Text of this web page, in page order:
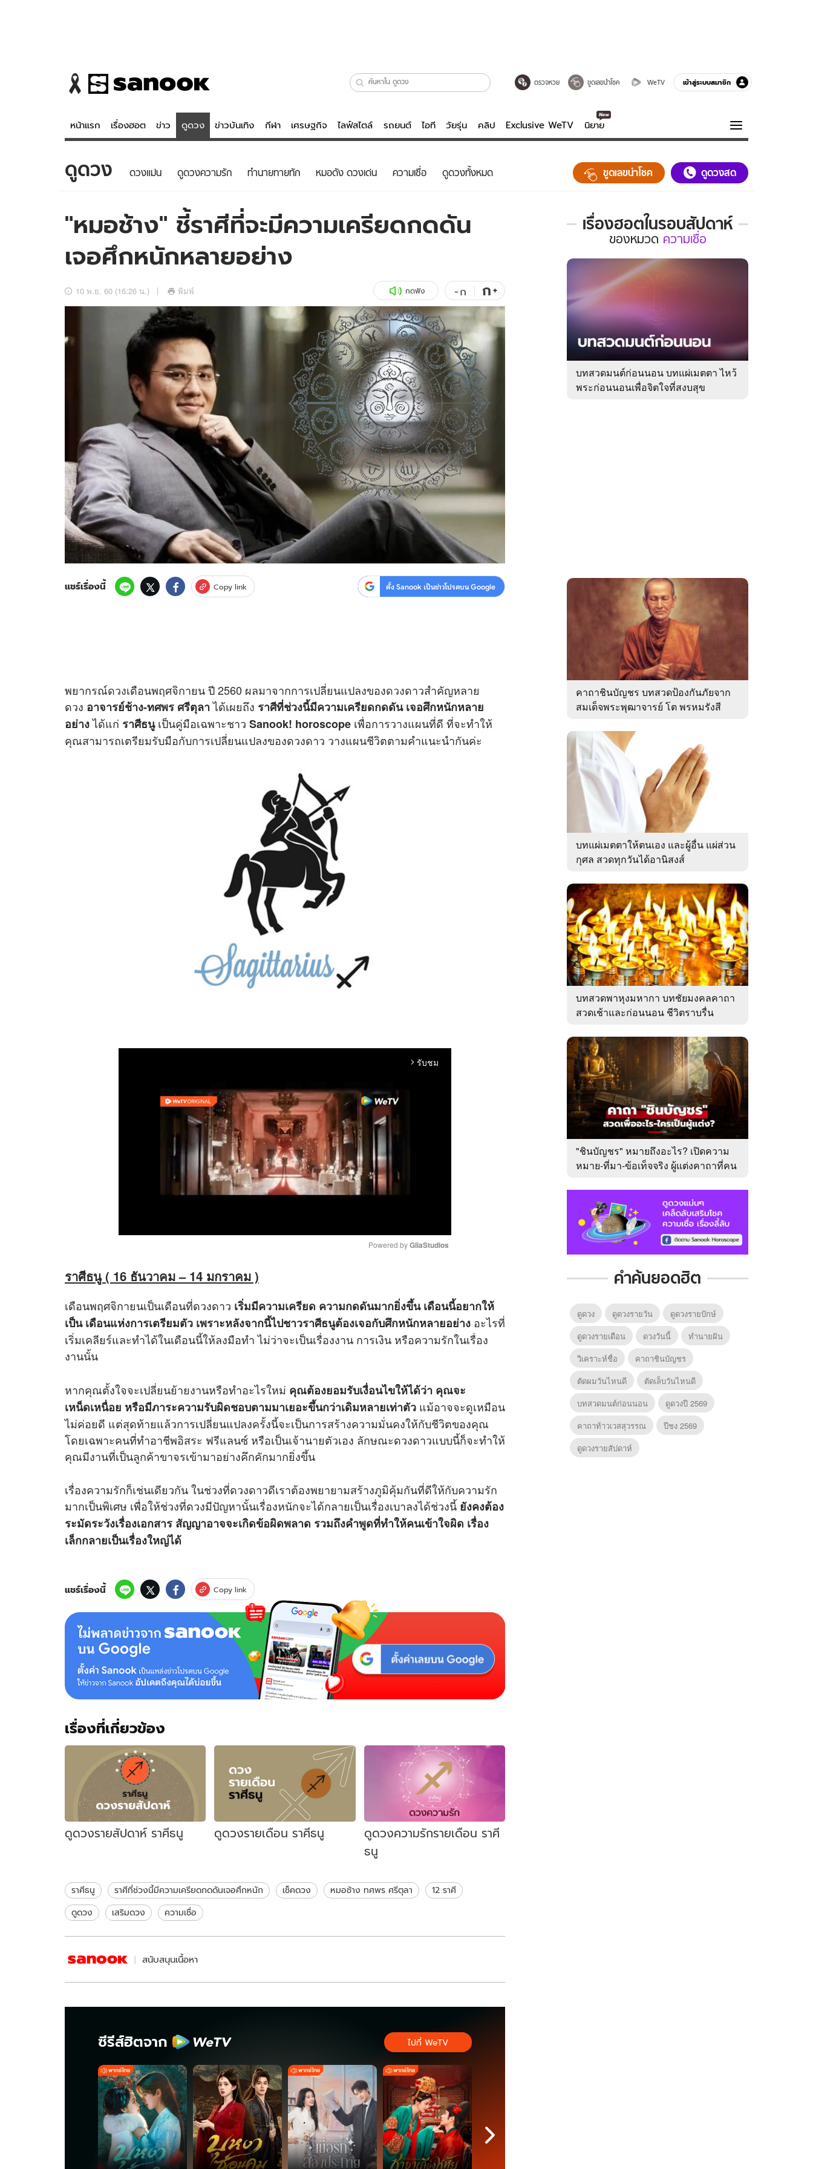
ตรวจหวย ขูดเลขนำโชค WeTV เข้าสู่ระบบสมาชิก
หน้าแรก เรื่องฮอต ข่าว ดูดวง ข่าวบันเทิง กีฬา เศรษฐกิจ ไลฟ์สไตล์ รถยนต์ ไอที วัยรุ่น คลิป Exclusive WeTV นิยาย
ข่าว
ข่าวบันเทิง
ข่าวกีฬา
ข่าวเศรษฐกิจ
อัปเดตจีน
เช็กข่าวชัวร์
ดูดวง - ตรวจหวย
หวยไทย
สถิติหวยไทย
หวยลาว
ไลฟ์สไตล์
วัยรุ่น
สุขภาพ
เที่ยว-กิน
Tasteful Thailand
Sanook Choice
ดูทีวี
WeTV
Exclusive WeTV
ความรู้รอบตัว
ฮาวทู
ดาวน์โหลดสนุกแอปฟรี ติดตามสนุกโซเชียลได้ที่
สงวนลิขสิทธิ์ © 2569 บริษัท อิมเมจ ฟิวเจอร์ (ประเทศไทย) จำกัด
ดูดวง ดวงแม่น ดูดวงความรัก ทํานายทายทัก หมอดัง ดวงเด่น ความเชื่อ ดูดวงทั้งหมด ขูดเลขนำโชค ดูดวงสด
"หมอช้าง" ชี้ราศีที่จะมีความเครียดกดดัน
เจอศึกหนักหลายอย่าง
10 พ.ย. 60 (16:26 น.) พิมพ์ กดฟัง -ก ก+
แชร์เรื่องนี้ Copy link ตั้ง Sanook เป็นข่าวโปรดบน Google
พยากรณ์ดวงเดือนพฤศจิกายน ปี 2560 ผลมาจากการเปลี่ยนแปลงของดวงดาวสำคัญหลาย
ดวง อาจารย์ช้าง-ทศพร ศรีตุลาได้เผยถึง ราศีที่ช่วงนี้มีความเครียดกดดัน เจอศึกหนักหลาย
อย่างได้แก่ ราศีธนูเป็นคู่มือเฉพาะชาว Sanook! horoscope เพื่อการวางแผนที่ดี ที่จะทำให้
คุณสามารถเตรียมรับมือกับการเปลี่ยนแปลงของดวงดาว วางแผนชีวิตตามคำแนะนำกันค่ะ
arrow_forward_ios รับชม
t
e
Powered by GliaStudios
ราศีธนู ( 16 ธันวาคม – 14 มกราคม )
เดือนพฤศจิกายนเป็นเดือนที่ดวงดาว เริ่มมีความเครียด ความกดดันมากยิ่งขึ้น เดือนนี้อยากให้
เป็น เดือนแห่งการเตรียมตัว เพราะหลังจากนี้ไปชาวราศีธนูต้องเจอกับศึกหนักหลายอย่าง อะไรที่
เริ่มเคลียร์และทำได้ในเดือนนี้ให้ลงมือทำ ไม่ว่าจะเป็นเรื่องงาน การเงิน หรือความรักในเรื่อง
งานนั้น
หากคุณตั้งใจจะเปลี่ยนย้ายงานหรือทำอะไรใหม่ คุณต้องยอมรับเงื่อนไขให้ได้ว่า คุณจะ
เหน็ดเหนื่อย หรือมีภาระความรับผิดชอบตามมาเยอะขึ้นกว่าเดิมหลายเท่าตัว แม้อาจจะดูเหมือน
ไม่ค่อยดี แต่สุดท้ายแล้วการเปลี่ยนแปลงครั้งนี้จะเป็นการสร้างความมั่นคงให้กับชีวิตของคุณ
โดยเฉพาะคนที่ทำอาชีพอิสระ ฟรีแลนซ์ หรือเป็นเจ้านายตัวเอง ลักษณะดวงดาวแบบนี้ก็จะทำให้
คุณมีงานที่เป็นลูกค้าขาจรเข้ามาอย่างคึกคักมากยิ่งขึ้น
เรื่องความรักก็เช่นเดียวกัน ในช่วงที่ดวงดาวดีเราต้องพยายามสร้างภูมิคุ้มกันที่ดีให้กับความรัก
มากเป็นพิเศษ เพื่อให้ช่วงที่ดวงมีปัญหานั้นเรื่องหนักจะได้กลายเป็นเรื่องเบาลงได้ช่วงนี้ ยังคงต้อง
ระมัดระวังเรื่องเอกสาร สัญญาอาจจะเกิดข้อผิดพลาด รวมถึงคำพูดที่ทำให้คนเข้าใจผิด เรื่อง
เล็กกลายเป็นเรื่องใหญ่ได้
แชร์เรื่องนี้ Copy link
เรื่องที่เกี่ยวข้อง
ดูดวงรายสัปดาห์ ราศีธนู ดูดวงรายเดือน ราศีธนู
ดูดวงความรักรายเดือน ราศี
ธนู
ราศีธนู ราศีที่ช่วงนี้มีความเครียดกดดันเจอศึกหนัก เช็คดวง หมอช้าง ทศพร ศรีตุลา
12 ราศี
ดูดวง
เสริมดวง ความเชื่อ
สนับสนุนเนื้อหา
ซีรีส์ฮิตจาก ไปที่ WeTV
เรื่องฮอตในรอบสัปดาห์
เรื่อง
ใน
รอบ
ของ
หมวด
ความ
ของหมวด ความเชื่อ
บทสวดมนต์ก่อนนอน บทแผ่เมตตา ไหว้
พระก่อนนอนเพื่อจิตใจที่สงบสุข
คาถาชินบัญชร บทสวดป้องกันภัยจาก
สมเด็จพระพุฒาจารย์ โต พรหมรังสี
บทแผ่เมตตาให้ตนเอง และผู้อื่น แผ่ส่วน
กุศล สวดทุกวันได้อานิสงส์
บทสวดพาหุงมหากา บทชัยมงคลคาถา
สวดเช้าและก่อนนอน ชีวิตราบรื่น
"ชินบัญชร" หมายถึงอะไร? เปิดความ
หมาย-ที่มา-ข้อเท็จจริง ผู้แต่งคาถาที่คน
คำค้นยอดฮิต
ดูดวง ดูดวงรายวัน
ดูดวงรายปักษ์
ดูดวงรายเดือน
ดวงวันนี้
ทํานายฝัน
วิเคราะห์ชื่อ
คาถาชินบัญชร
ตัดผมวันไหนดี
ตัดเล็บวันไหนดี
บทสวดมนต์ก่อนนอน
ดูดวงปี 2569
คาถาท้าวเวสสุวรรณ
ปีชง 2569
ดูดวงรายสัปดาห์